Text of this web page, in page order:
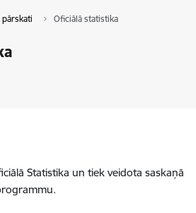
Oficiālā statistika
Statistika un tiek veidota saskaņā